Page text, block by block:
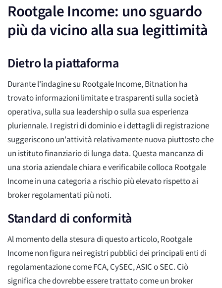
Rootgale Income: uno sguardo
più da vicino alla sua legittimità
Dietro la piattaforma
Durante l'indagine su Rootgale Income, Bitnation ha
trovato informazioni limitate e trasparenti sulla società
operativa, sulla sua leadership o sulla sua esperienza
pluriennale. I registri di dominio e i dettagli di registrazione
suggeriscono un'attività relativamente nuova piuttosto che
un istituto finanziario di lunga data. Questa mancanza di
una storia aziendale chiara e verificabile colloca Rootgale
Income in una categoria a rischio più elevato rispetto ai
broker regolamentati più noti.
Standard di conformità
Al momento della stesura di questo articolo, Rootgale
Income non figura nei registri pubblici dei principali enti di
regolamentazione come FCA, CySEC, ASIC o SEC. Ciò
significa che dovrebbe essere trattato come un broker